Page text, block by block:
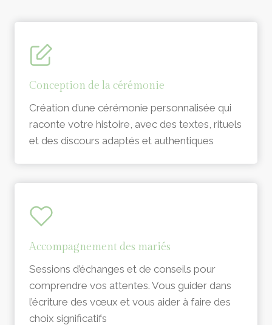
Conception de la cérémonie
Création d’une cérémonie personnalisée qui
raconte votre histoire, avec des textes, rituels
et des discours adaptés et authentiques
Accompagnement des mariés
Sessions d’échanges et de conseils pour
comprendre vos attentes. Vous guider dans
l’écriture des vœux et vous aider à faire des
choix significatifs